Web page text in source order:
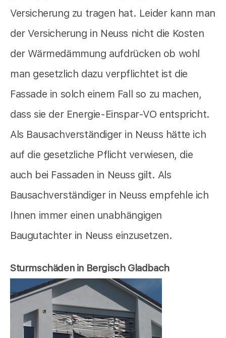
Versicherung zu tragen hat. Leider kann man
der Versicherung in Neuss nicht die Kosten
der Wärmedämmung aufdrücken ob wohl
man gesetzlich dazu verpflichtet ist die
Fassade in solch einem Fall so zu machen,
dass sie der Energie-Einspar-VO entspricht.
Als Bausachverständiger in Neuss hätte ich
auf die gesetzliche Pflicht verwiesen, die
auch bei Fassaden in Neuss gilt. Als
Bausachverständiger in Neuss empfehle ich
Ihnen immer einen unabhängigen
Baugutachter in Neuss einzusetzen.
Sturmschäden in Bergisch Gladbach